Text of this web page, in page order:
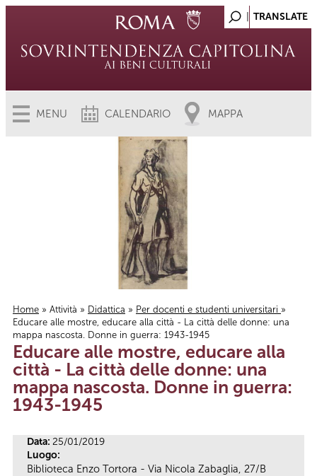
MENU CALENDARIO MAPPA
Tu sei qui
Home » Attività » Didattica » Per docenti e studenti universitari »
Educare alle mostre, educare alla città - La città delle donne: una
mappa nascosta. Donne in guerra: 1943-1945
Educare alle mostre, educare alla
città - La città delle donne: una
mappa nascosta. Donne in guerra:
1943-1945
Data: 25/01/2019
Luogo:
Biblioteca Enzo Tortora - Via Nicola Zabaglia, 27/B